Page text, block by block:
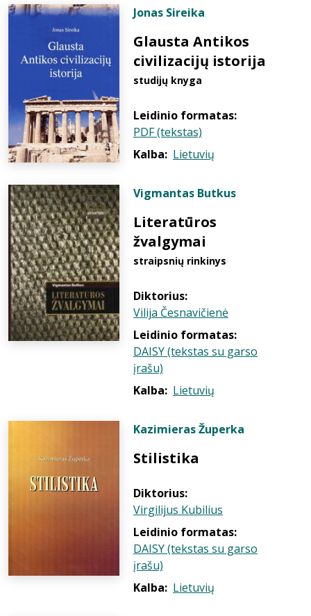
Jonas Sireika
Glausta Antikos
civilizacijų istorija
studijų knyga
Leidinio formatas:
PDF (tekstas)
Kalba: Lietuvių
Vigmantas Butkus
Literatūros
žvalgymai
straipsnių rinkinys
Diktorius:
Vilija Česnavičienė
Leidinio formatas:
DAISY (tekstas su garso
įrašu)
Kalba: Lietuvių
Kazimieras Župerka
Stilistika
Diktorius:
Virgilijus Kubilius
Leidinio formatas:
DAISY (tekstas su garso
įrašu)
Kalba: Lietuvių